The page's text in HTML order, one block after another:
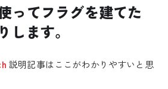
ってフラグを建てた
します。
説明記事はここがわかりやすいと思